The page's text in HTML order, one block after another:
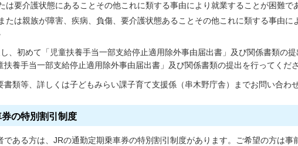
は要介護状態にあることその他これに類する事由により就業することが困難で
たは親族が障害、疾病、負傷、要介護状態あることその他これに類する事由に
、初めて「児童扶養手当一部支給停止適用除外事由届出書」及び関係書類の
扶養手当一部支給停止適用除外事由届出書」及び関係書類の提出を行ってくださ
書類等、詳しくは子どもみらい課子育て支援係（串木野庁舎）までお問い合わせ
の特別割引制度
である方は、JRの通勤定期乗車券の特別割引制度があります。ご希望の方は